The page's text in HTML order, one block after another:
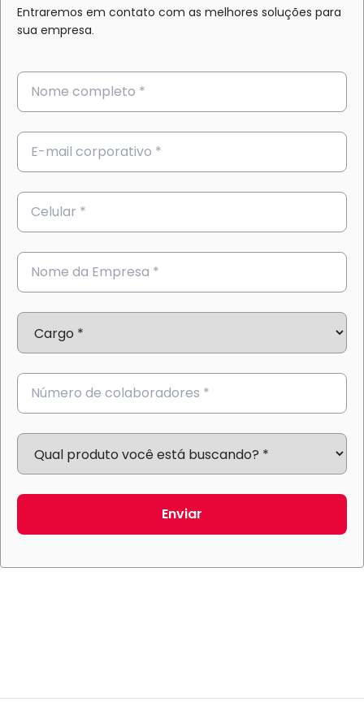
Entraremos em contato com as melhores soluções para
sua empresa.
Enviar